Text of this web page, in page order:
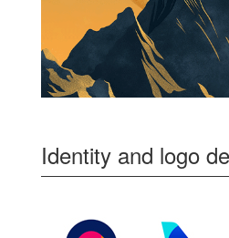
Identity and logo